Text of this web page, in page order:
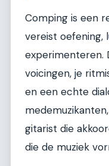
Comping is een
vereist oefening,
experimenteren.
voicingen, je
en een echte
gitarist die
die de muziek